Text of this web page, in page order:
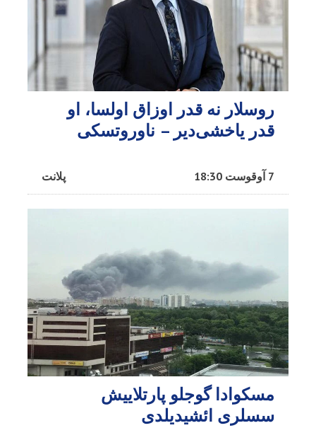
روسلار نه قدر اوزاق اولسا، او
قدر یاخشی‌دیر – ناوروتسکی
پلانت 7 آوقوست 18:30
مسکوادا گوجلو پارتلاییش
سسلری ائشیدیلدی